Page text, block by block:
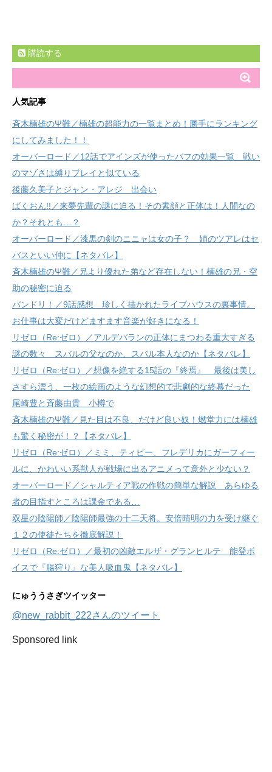
購読する
人気記事
斉木楠雄のΨ難／楠雄の超能力の一覧まとめ！勝手にランキング
にしてみました！！
オーバーロード／12話でアインズが使ったバフの効果一覧 戦い
のマゾさは縛りプレイと似ている
後藤久美子とジャン・アレジ 出会い
ばくおん!!／来夢先輩の謎に迫る！その素顔と正体は！人間なの
か？それとも…？
オーバーロード／漆黒の剣のニニャは女の子？ 姉のツアレはセ
バスといい仲に【ネタバレ】
斉木楠雄のΨ難／兄より優れた弟など存在しない！楠雄の兄・空
助の秘密に迫る
バンドリ！／9話感想 珍しく描かれたライブハウスの裏事情。
お仕事は大変だけどますます音楽が好きになる！
リゼロ（Re:ゼロ）／アルデバランの正体にまつわる重大すぎる
謎の数々 スバルの父なのか、スバル本人なのか【ネタバレ】
リゼロ（Re:ゼロ）／想像を絶する15話の『終焉』 最後は美し
さすら漂う、一枚の絵画のような幻想的で悲劇的な終幕だった
尾崎豊と斉藤由貴 小樽で
斉木楠雄のΨ難／見た目は不良、だけど良い奴！燃堂力には楠雄
も驚く秘密が！？【ネタバレ】
リゼロ（Re:ゼロ）／ミミ、ティビー、フレデリカにガーフィー
ルに、かわいい系獣人が戦場に出るアニメって意外と少ない？
オーバーロード／シャルティア戦の作戦の簡単な解説 あらゆる
者の目指すところは課金である…
双星の陰陽師／陰陽師最強の十二天将。安倍晴明の力を受け継ぐ
１２の使徒たちを徹底解説！
リゼロ（Re:ゼロ）／最初の凶敵エルザ・グランヒルテ 能登ボ
イスで『腸狩り』な美人吸血鬼【ネタバレ】
にゅううさぎツイッター
@new_rabbit_222さんのツイート
Sponsored link